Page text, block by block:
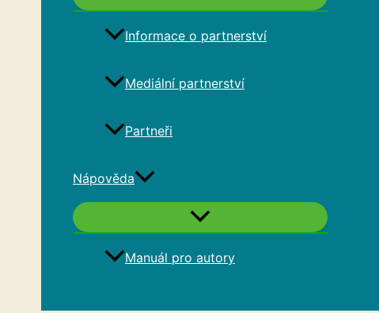
Informace o partnerství
Mediální partnerství
Partneři
Nápověda
Manuál pro autory